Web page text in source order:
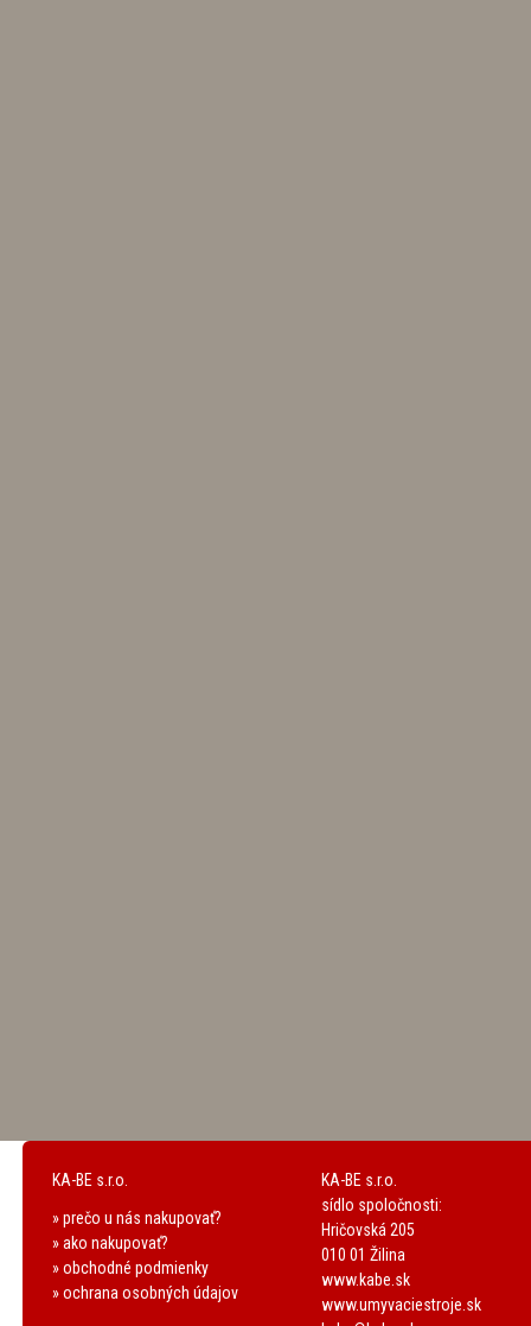
KA-BE s.r.o.
» prečo u nás nakupovať?
» ako nakupovať?
» obchodné podmienky
» ochrana osobných údajov
KA-BE s.r.o.
sídlo spoločnosti:
Hričovská 205
010 01 Žilina
www.kabe.sk
www.umyvaciestroje.sk